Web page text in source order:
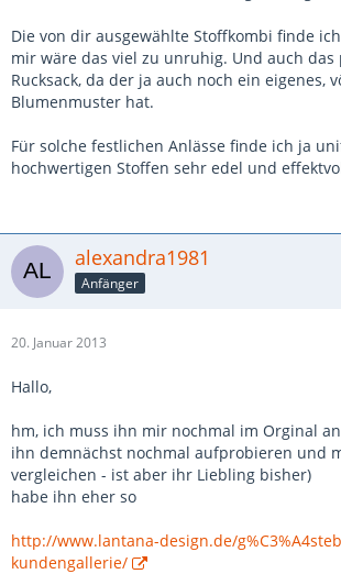
Die von dir ausgewählte Stoffkombi finde
mir wäre das viel zu unruhig. Und auch
Rucksack, da der ja auch noch ein eigenes,
Blumenmuster hat.
Für solche festlichen Anlässe finde ich ja
hochwertigen Stoffen sehr edel und
alexandra1981
Anfänger
20. Januar 2013
Hallo,
hm, ich muss ihn mir nochmal im Orginal
ihn demnächst nochmal aufprobieren und
vergleichen - ist aber ihr Liebling bisher)
habe ihn eher so
http://www.lantana-design.de/
kundengallerie/